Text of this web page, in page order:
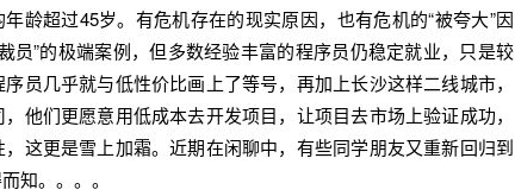
龄超过45岁。有危机存在的现实原因，也有危机的“被夸大”因
员”的极端案例，但多数经验丰富的程序员仍稳定就业，只是较
员几乎就与低性价比画上了等号，再加上长沙这样二线城市，
他们更愿意用低成本去开发项目，让项目去市场上验证成功，
这更是雪上加霜。近期在闲聊中，有些同学朋友又重新回归到
知。。。。